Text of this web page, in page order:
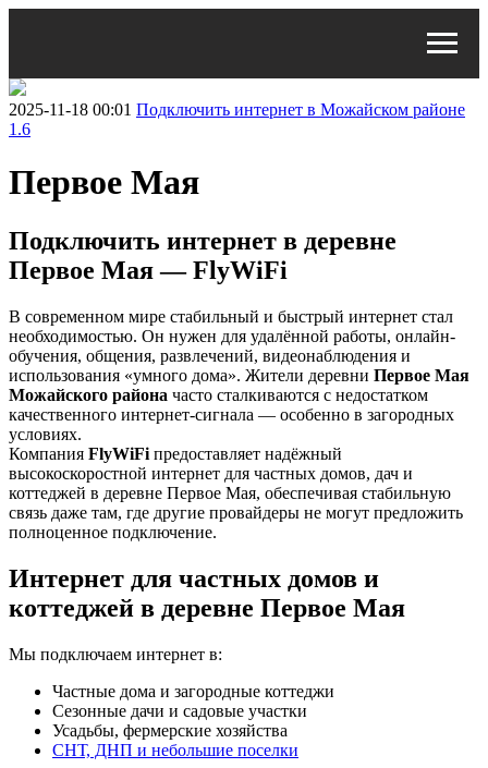
2025-11-18 00:01 Подключить интернет в Можайском районе
1.6
Первое Мая
Подключить интернет в деревне
Первое Мая — FlyWiFi
В современном мире стабильный и быстрый интернет стал
необходимостью. Он нужен для удалённой работы, онлайн-
обучения, общения, развлечений, видеонаблюдения и
использования «умного дома». Жители деревни Первое Мая
Можайского района часто сталкиваются с недостатком
качественного интернет-сигнала — особенно в загородных
условиях.
Компания FlyWiFi предоставляет надёжный
высокоскоростной интернет для частных домов, дач и
коттеджей в деревне Первое Мая, обеспечивая стабильную
связь даже там, где другие провайдеры не могут предложить
полноценное подключение.
Интернет для частных домов и
коттеджей в деревне Первое Мая
Мы подключаем интернет в:
Частные дома и загородные коттеджи
Сезонные дачи и садовые участки
Усадьбы, фермерские хозяйства
СНТ, ДНП и небольшие поселки